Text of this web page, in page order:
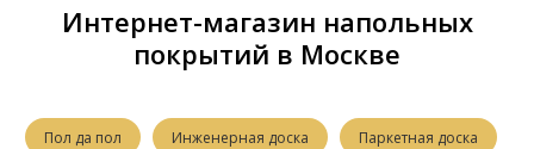
Интернет-магазин напольных
покрытий в Москве
Пол да пол Инженерная доска Паркетная доска